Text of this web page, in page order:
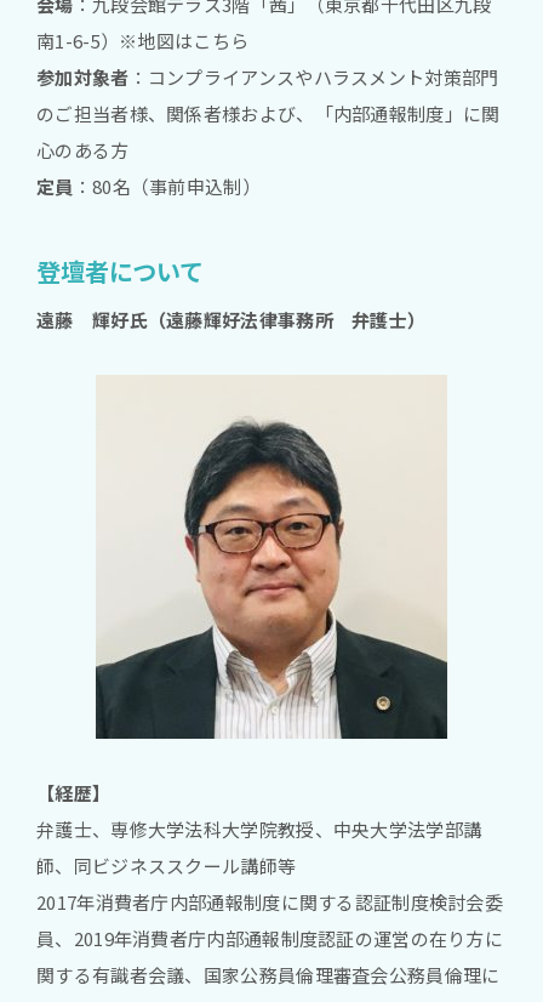
南1-6-5）※地図はこちら
参加対象者 ：コンプライアンスやハラスメント対策部門
のご担当者様、関係者様および、「内部通報制度」に関
心のある方
定員 ：80名（事前申込制）
登壇者について
遠藤 輝好氏（遠藤輝好法律事務所 弁護士）
【経歴】
弁護士、専修大学法科大学院教授、中央大学法学部講
師、同ビジネススクール講師等
2017年消費者庁内部通報制度に関する認証制度検討会委
員、2019年消費者庁内部通報制度認証の運営の在り方に
関する有識者会議、国家公務員倫理審査会公務員倫理に